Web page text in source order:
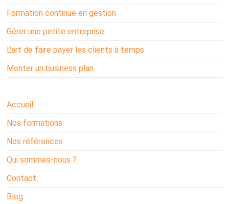
Formation continue en gestion
Gérer une petite entreprise
L'art de faire payer les clients à temps
Monter un business plan
Accueil
Nos formations
Nos références
Qui sommes-nous ?
Contact
Blog